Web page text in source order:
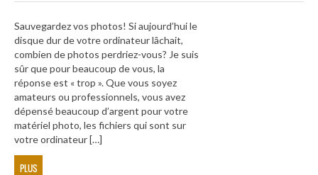
Sauvegardez vos photos! Si aujourd’hui le
disque dur de votre ordinateur lâchait,
combien de photos perdriez-vous? Je suis
sûr que pour beaucoup de vous, la
réponse est « trop ». Que vous soyez
amateurs ou professionnels, vous avez
dépensé beaucoup d’argent pour votre
matériel photo, les fichiers qui sont sur
votre ordinateur […]
PLUS